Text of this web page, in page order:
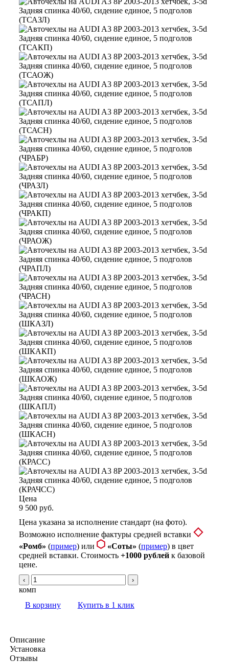
Цена
9 500 руб.
Цена указана за исполнение стандарт (на фото).
Возможно исполнение фактуры средней вставки
«Ромб» (пример) или «Соты» (пример) в цвет
средней вставки. Стоимость +1000 рублейк базовой
цене.
‹ ›
комп
В корзину
Купить в 1 клик
Описание
Установка
Отзывы